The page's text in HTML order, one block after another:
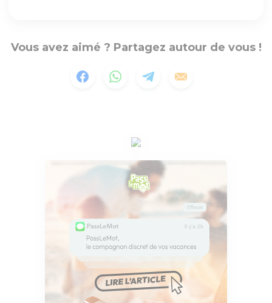
Vous avez aimé ? Partagez autour de vous !